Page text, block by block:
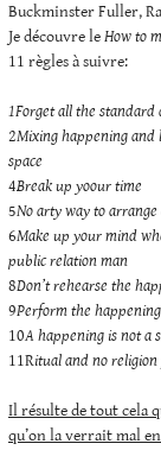
Buckminster Fuller,
Je découvre leHow to
11 règles à suivre:
1Forget all the standard
2Mixing happening and
space
4Break up yoour time
5No arty way to
6Make up your mind
public relation man
8Don’t rehearse the
9Perform the
10A happening is not a
11Ritual and no religion
Il résulte de tout cela
qu’on la verrait mal